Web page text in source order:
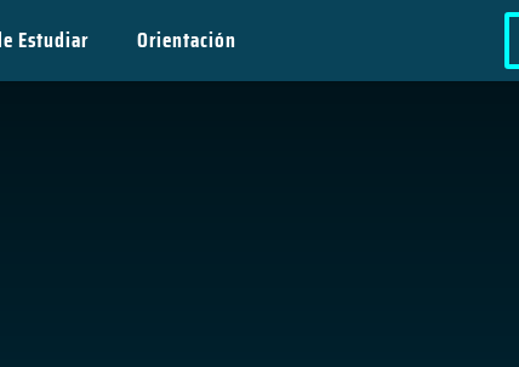
Estudiar Orientación